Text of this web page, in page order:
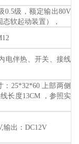
0.5级，额定输出80V
软起动装置），
电伴热、开关、接线
25*32*60 上部两侧
长度13CM ，参照实
输出：DC12V